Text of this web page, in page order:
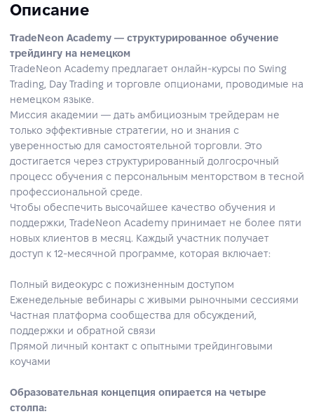
Описание
TradeNeon Academy — структурированное обучение
трейдингу на немецком
TradeNeon Academy предлагает онлайн‑курсы по Swing
Trading, Day Trading и торговле опционами, проводимые на
немецком языке.
Миссия академии — дать амбициозным трейдерам не
только эффективные стратегии, но и знания с
уверенностью для самостоятельной торговли. Это
достигается через структурированный долгосрочный
процесс обучения с персональным менторством в тесной
профессиональной среде.
Чтобы обеспечить высочайшее качество обучения и
поддержки, TradeNeon Academy принимает не более пяти
новых клиентов в месяц. Каждый участник получает
доступ к 12‑месячной программе, которая включает:
Полный видеокурс с пожизненным доступом
Еженедельные вебинары с живыми рыночными сессиями
Частная платформа сообщества для обсуждений,
поддержки и обратной связи
Прямой личный контакт с опытными трейдинговыми
коучами
Образовательная концепция опирается на четыре
столпа: